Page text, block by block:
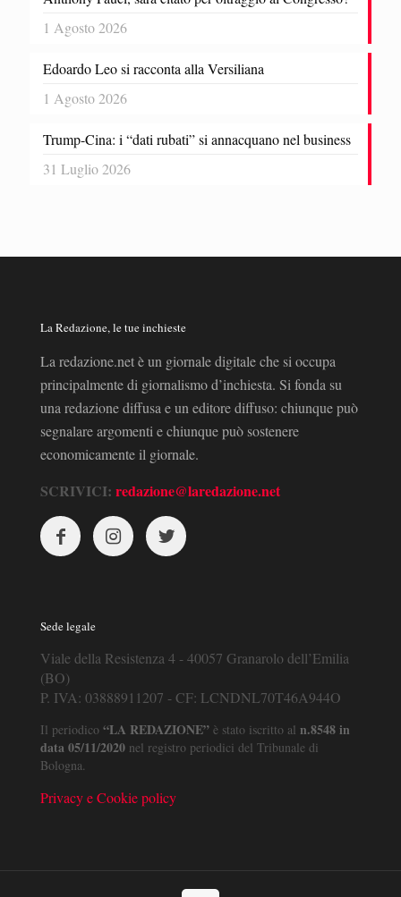
1 Agosto 2026
Edoardo Leo si racconta alla Versiliana
1 Agosto 2026
Trump-Cina: i “dati rubati” si annacquano nel business
31 Luglio 2026
La Redazione, le tue inchieste
La redazione.net è un giornale digitale che si occupa
principalmente di giornalismo d’inchiesta. Si fonda su
una redazione diffusa e un editore diffuso: chiunque può
segnalare argomenti e chiunque può sostenere
economicamente il giornale.
SCRIVICI: redazione@laredazione.net
Sede legale
Viale della Resistenza 4 - 40057 Granarolo dell’Emilia
(BO)
P. IVA: 03888911207 - CF: LCNDNL70T46A944O
Il periodico “LA REDAZIONE” è stato iscritto al n.8548 in
data 05/11/2020 nel registro periodici del Tribunale di
Bologna.
Privacy e Cookie policy